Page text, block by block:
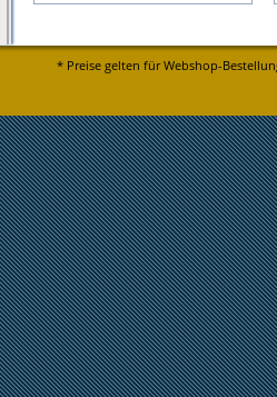
* Preise gelten für Webshop-